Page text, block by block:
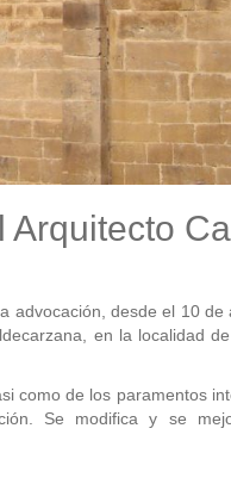
advocación, desde el 10
en la localidad
como de los paramentos
Se modifica y se